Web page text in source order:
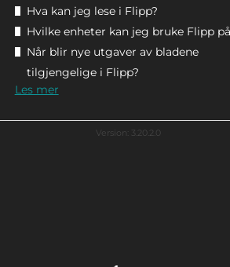
Hva kan jeg lese i Flipp?
Hvilke enheter kan jeg bruke Flipp
Når blir nye utgaver av bladene
tilgjengelige i Flipp?
Les mer
Version: 3.20.2.0